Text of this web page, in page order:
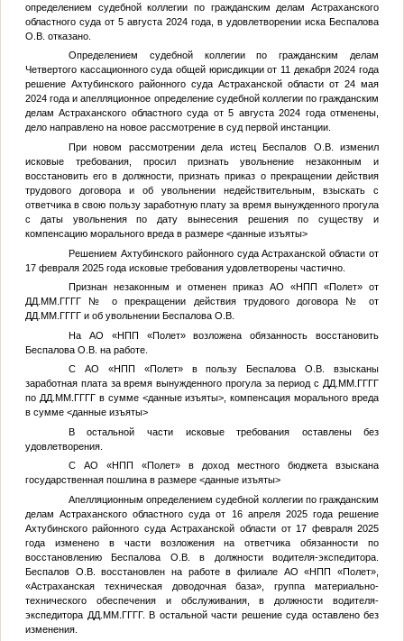
определением судебной коллегии по гражданским делам Астраханского
областного суда от 5 августа 2024 года, в удовлетворении иска Беспалова
О.В. отказано.
Определением судебной коллегии по гражданским делам
Четвертого кассационного суда общей юрисдикции от 11 декабря 2024 года
решение Ахтубинского районного суда Астраханской области от 24 мая
2024 года и апелляционное определение судебной коллегии по гражданским
делам Астраханского областного суда от 5 августа 2024 года отменены,
дело направлено на новое рассмотрение в суд первой инстанции.
При новом рассмотрении дела истец Беспалов О.В. изменил
исковые требования, просил признать увольнение незаконным и
восстановить его в должности, признать приказ о прекращении действия
трудового договора и об увольнении недействительным, взыскать с
ответчика в свою пользу заработную плату за время вынужденного прогула
с даты увольнения по дату вынесения решения по существу и
компенсацию морального вреда в размере <данные изъяты>
Решением Ахтубинского районного суда Астраханской области от
17 февраля 2025 года исковые требования удовлетворены частично.
Признан незаконным и отменен приказ АО «НПП «Полет» от
ДД.ММ.ГГГГ
№ о прекращении действия трудового договора №
от
ДД.ММ.ГГГГи об увольнении Беспалова О.В.
На АО «НПП «Полет» возложена обязанность восстановить
Беспалова О.В. на работе.
С АО «НПП «Полет» в пользу Беспалова О.В. взысканы
заработная плата за время вынужденного прогула за период с ДД.ММ.ГГГГ
по ДД.ММ.ГГГГв сумме <данные изъяты> , компенсация морального вреда
в сумме <данные изъяты>
В остальной части исковые требования оставлены без
удовлетворения.
С АО «НПП «Полет» в доход местного бюджета взыскана
государственная пошлина в размере <данные изъяты>
Апелляционным определением судебной коллегии по гражданским
делам Астраханского областного суда от 16 апреля 2025 года решение
Ахтубинского районного суда Астраханской области от 17 февраля 2025
года изменено в части возложения на ответчика обязанности по
восстановлению Беспалова О.В. в должности водителя-экспедитора.
Беспалов О.В. восстановлен на работе в филиале АО «НПП «Полет»,
«Астраханская техническая доводочная база», группа материально-
технического обеспечения и обслуживания, в должности водителя-
экспедитора ДД.ММ.ГГГГ. В остальной части решение суда оставлено без
изменения.